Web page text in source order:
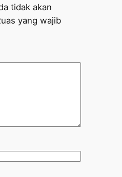
tidak akan
yang wajib